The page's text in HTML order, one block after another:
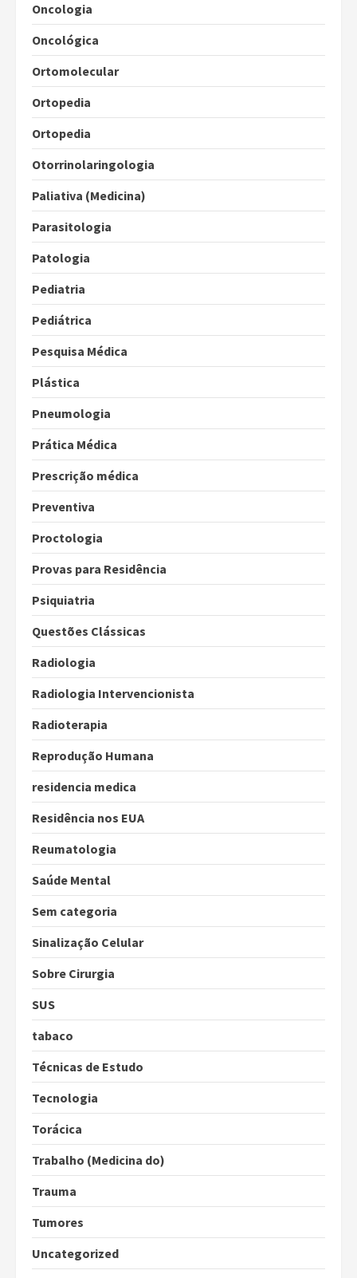
Oncologia
Oncológica
Ortomolecular
Ortopedia
Ortopedia
Otorrinolaringologia
Paliativa (Medicina)
Parasitologia
Patologia
Pediatria
Pediátrica
Pesquisa Médica
Plástica
Pneumologia
Prática Médica
Prescrição médica
Preventiva
Proctologia
Provas para Residência
Psiquiatria
Questões Clássicas
Radiologia
Radiologia Intervencionista
Radioterapia
Reprodução Humana
residencia medica
Residência nos EUA
Reumatologia
Saúde Mental
Sem categoria
Sinalização Celular
Sobre Cirurgia
SUS
tabaco
Técnicas de Estudo
Tecnologia
Torácica
Trabalho (Medicina do)
Trauma
Tumores
Uncategorized